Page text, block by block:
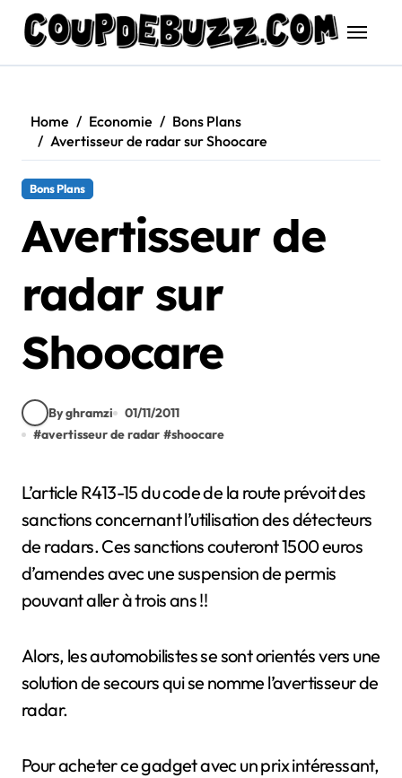
content
Home Economie
Bons Plans
Avertisseur de radar sur Shoocare
Bons Plans
Avertisseur de
radar sur
Shoocare
By ghramzi
01/11/2011
#avertisseur de radar #shoocare
L’article R413-15 du code de la route prévoit des
sanctions concernant l’utilisation des détecteurs
de radars. Ces sanctions couteront 1500 euros
d’amendes avec une suspension de permis
pouvant aller à trois ans !!
Alors, les automobilistes se sont orientés vers une
solution de secours qui se nomme l’avertisseur de
radar.
Pour acheter ce gadget avec un prix intéressant,